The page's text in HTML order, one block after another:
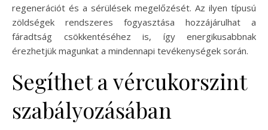
regenerációt és a sérülések megelőzését. Az ilyen típusú
zöldségek rendszeres fogyasztása hozzájárulhat a
fáradtság csökkentéséhez is, így energikusabbnak
érezhetjük magunkat a mindennapi tevékenységek során.
Segíthet a vércukorszint
szabályozásában